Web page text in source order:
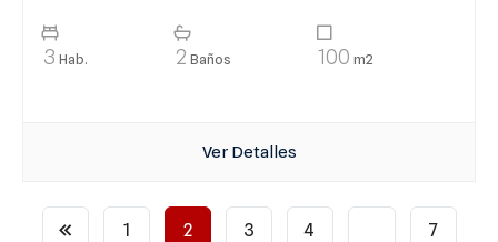
3 Hab. 2 Baños 100m2
Ver Detalles
1 2 3 4 7